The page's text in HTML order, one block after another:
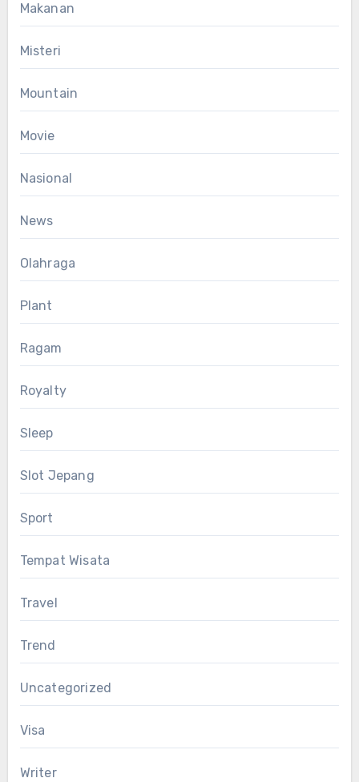
Makanan
Misteri
Mountain
Movie
Nasional
News
Olahraga
Plant
Ragam
Royalty
Sleep
Slot Jepang
Sport
Tempat Wisata
Travel
Trend
Uncategorized
Visa
Writer